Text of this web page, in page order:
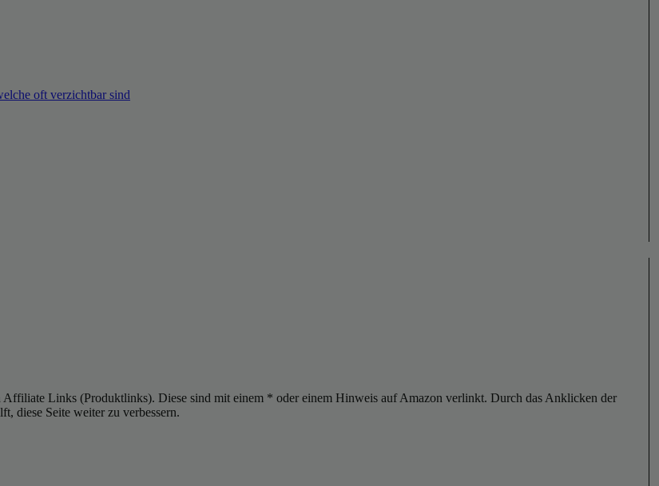
oft verzichtbar sind
Affiliate Links (Produktlinks). Diese sind mit einem * oder einem Hinweis auf Amazon verlinkt. Durch das Anklicken der
diese Seite weiter zu verbessern.